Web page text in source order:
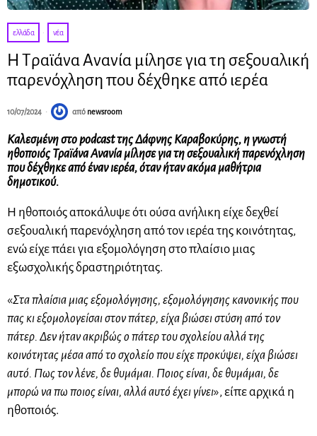
ελλάδα · νέα
Η Τραϊάνα Ανανία μίλησε για τη σεξουαλική
παρενόχληση που δέχθηκε από ιερέα
10/07/2024 από newsroom
Καλεσμένη στο podcast της Δάφνης Καραβοκύρης, η γνωστή
ηθοποιός Τραϊάνα Ανανία μίλησε για τη σεξουαλική παρενόχληση
που δέχθηκε από έναν ιερέα, όταν ήταν ακόμα μαθήτρια
δημοτικού.
Η ηθοποιός αποκάλυψε ότι ούσα ανήλικη είχε δεχθεί
σεξουαλική παρενόχληση από τον ιερέα της κοινότητας,
ενώ είχε πάει για εξομολόγηση στο πλαίσιο μιας
εξωσχολικής δραστηριότητας.
«Στα πλαίσια μιας εξομολόγησης, εξομολόγησης κανονικής που
πας κι εξομολογείσαι στον πάτερ, είχα βιώσει στύση από τον
πάτερ. Δεν ήταν ακριβώς ο πάτερ του σχολείου αλλά της
κοινότητας μέσα από το σχολείο που είχε προκύψει, είχα βιώσει
αυτό. Πως τον λένε, δε θυμάμαι. Ποιος είναι, δε θυμάμαι, δε
μπορώ να πω ποιος είναι, αλλά αυτό έχει γίνει», είπε αρχικά η
ηθοποιός.